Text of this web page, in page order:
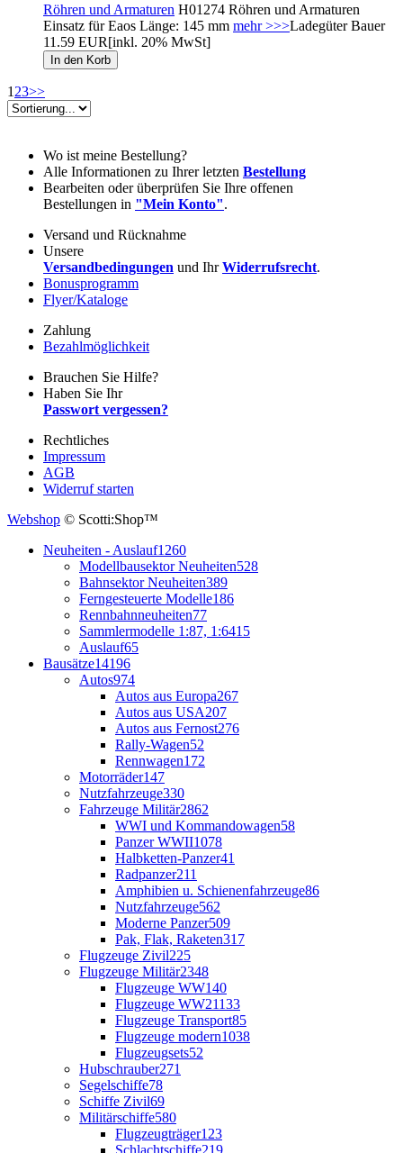
Röhren und Armaturen H01274 Röhren und Armaturen
Einsatz für Eaos Länge: 145 mm mehr >>>Ladegüter Bauer
11.59 EUR[inkl. 20% MwSt]
1 23>>
Wo ist meine Bestellung?
Alle Informationen zu Ihrer letzten Bestellung
Bearbeiten oder überprüfen Sie Ihre offenen
Bestellungen in "Mein Konto".
Versand und Rücknahme
Unsere
Versandbedingungen und IhrWiderrufsrecht.
Bonusprogramm
Flyer/Kataloge
Zahlung
Bezahlmöglichkeit
Brauchen Sie Hilfe?
Haben Sie Ihr
Passwort vergessen?
Rechtliches
Impressum
AGB
Widerruf starten
Webshop © Scotti:Shop™
Neuheiten - Auslauf1260
Modellbausektor Neuheiten528
Bahnsektor Neuheiten389
Ferngesteuerte Modelle186
Rennbahnneuheiten77
Sammlermodelle 1:87, 1:6415
Auslauf65
Bausätze14196
Autos974
Autos aus Europa267
Autos aus USA207
Autos aus Fernost276
Rally-Wagen52
Rennwagen172
Motorräder147
Nutzfahrzeuge330
Fahrzeuge Militär2862
WWI und Kommandowagen58
Panzer WWII1078
Halbketten-Panzer41
Radpanzer211
Amphibien u. Schienenfahrzeuge86
Nutzfahrzeuge562
Moderne Panzer509
Pak, Flak, Raketen317
Flugzeuge Zivil225
Flugzeuge Militär2348
Flugzeuge WW140
Flugzeuge WW21133
Flugzeuge Transport85
Flugzeuge modern1038
Flugzeugsets52
Hubschrauber271
Segelschiffe78
Schiffe Zivil69
Militärschiffe580
Flugzeugträger123
Schlachtschiffe219